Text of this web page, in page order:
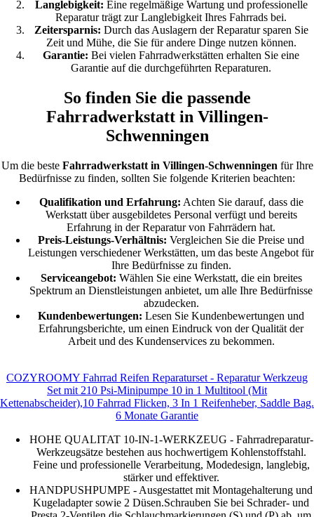
Langlebigkeit: Eine regelmäßige Wartung und professionelle
Reparatur trägt zur Langlebigkeit Ihres Fahrrads bei.
Zeitersparnis: Durch das Auslagern der Reparatur sparen Sie
Zeit und Mühe, die Sie für andere Dinge nutzen können.
Garantie: Bei vielen Fahrradwerkstätten erhalten Sie eine
Garantie auf die durchgeführten Reparaturen.
So finden Sie die passende
Fahrradwerkstatt in Villingen-
Schwenningen
Um die beste Fahrradwerkstatt in Villingen-Schwenningen für Ihre
Bedürfnisse zu finden, sollten Sie folgende Kriterien beachten:
Qualifikation und Erfahrung: Achten Sie darauf, dass die
Werkstatt über ausgebildetes Personal verfügt und bereits
Erfahrung in der Reparatur von Fahrrädern hat.
Preis-Leistungs-Verhältnis: Vergleichen Sie die Preise und
Leistungen verschiedener Werkstätten, um das beste Angebot für
Ihre Bedürfnisse zu finden.
Serviceangebot: Wählen Sie eine Werkstatt, die ein breites
Spektrum an Dienstleistungen anbietet, um alle Ihre Bedürfnisse
abzudecken.
Kundenbewertungen: Lesen Sie Kundenbewertungen und
Erfahrungsberichte, um einen Eindruck von der Qualität der
Arbeit und des Kundenservices zu bekommen.
COZYROOMY Fahrrad Reifen Reparaturset - Reparatur Werkzeug
Set mit 210 Psi-Minipumpe 10 in 1 Multitool (Mit
Kettenabscheider),10 Fahrrad Flicken, 3 In 1 Reifenheber, Saddle Bag.
6 Monate Garantie
HOHE QUALITAT 10-IN-1-WERKZEUG - Fahrradreparatur-
Werkzeugsätze bestehen aus hochwertigem Kohlenstoffstahl.
Feine und professionelle Verarbeitung, Modedesign, langlebig,
stärker und effektiver.
HANDPUSHPUMPE - Ausgestattet mit Montagehalterung und
Kugeladapter sowie 2 Düsen.Schrauben Sie bei Schrader- und